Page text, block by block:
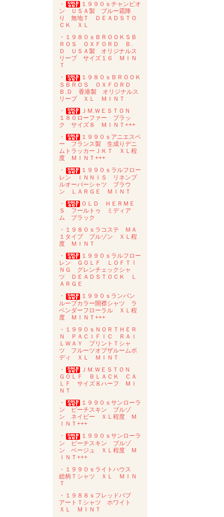
・
１９９０ｓチャンピオ
ン ＵＳＡ製 ブルー霜降
り 無地Ｔ ＤＥＡＤＳＴＯ
ＣＫ ＸＬ
・１９８０ｓＢＲＯＯＫＳＢ
ＲＯＳ ＯＸＦＯＲＤ Ｂ.
Ｄ ＵＳＡ製 オリジナルス
リーブ サイズ１６ ＭＩＮ
Ｔ
・
１９８０ｓＢＲＯＯＫ
ＳＢＲＯＳ ＯＸＦＯＲＤ
Ｂ.Ｄ 香港製 オリジナルス
リーブ ＸＬ ＭＩＮＴ
・
ＪＭ.ＷＥＳＴＯＮ
１８０ローファー ブラッ
ク サイズ８ ＭＩＮＴ+++
・
１９９０ｓアニエスベ
ー フランス製 生成りデニ
ムトラッカーＪＫＴ ＸＬ程
度 ＭＩＮＴ+++
・
１９９０ｓラルフロー
レン ＩＮＮＩＳ リネンプ
ルオーバーシャツ ブラウ
ン ＬＡＲＧＥ ＭＩＮＴ
・
ＯＬＤ ＨＥＲＭＥ
Ｓ フールトゥ ミディア
ム ブラック
・１９８０ｓラコステ ＭＡ
１タイプ ブルゾン ＸＬ程
度 ＭＩＮＴ
・
１９９０ｓラルフロー
レン ＧＯＬＦ ＬＯＦＴＩ
ＮＧ グレンチェックシャ
ツ ＤＥＡＤＳＴＯＣＫ Ｌ
ＡＲＧＥ
・
１９９０ｓランバン
ループカラー開襟シャツ ラ
ベンダーフローラル ＸＬ程
度 ＭＩＮＴ+++
・１９９０ｓＮＯＲＴＨＥＲ
Ｎ ＰＡＣＩＦＩＣ ＲＡＩ
ＬＷＡＹ プリントＴシャ
ツ フルーツオブザルームボ
ディ ＸＬ ＭＩＮＴ
・
ＪＭ.ＷＥＳＴＯＮ
ＧＯＬＦ ＢＬＡＣＫ ＣＡ
ＬＦ サイズ８ハーフ ＭＩ
ＮＴ
・
１９９０ｓサンローラ
ン ピーチスキン ブルゾ
ン ネイビー ＸＬ程度 Ｍ
ＩＮＴ+++
・
１９９０ｓサンローラ
ン ピーチスキン ブルゾ
ン ベージュ ＸＬ程度 Ｍ
ＩＮＴ+++
・１９９０ｓライトハウス
総柄Ｔシャツ ＸＬ ＭＩＮ
Ｔ
・１９８８ｓフレッドバブ
アートＴシャツ ホワイト
ＸＬ ＭＩＮＴ